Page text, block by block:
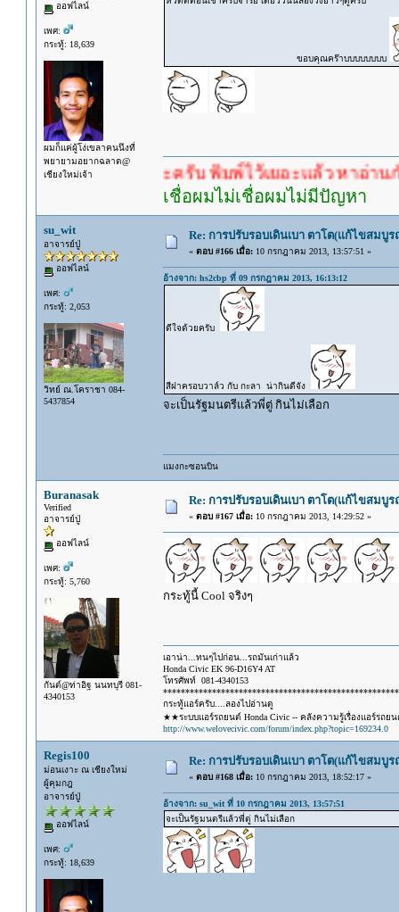
ออฟไลน์
เพศ:
กระทู้: 18,639
ผมก็แค่ผู้โง่เขลาคนนึงที่
พยายามอยากฉลาด@
เชียงใหม่เจ้า
ขอบคุณคร๊าบบบบบบบบ
คำตอบนะครับ พิมพ์ไว้เยอะแล้ว หาอ่านกันดู
เชื่อผมไม่เชื่อผมไม่มีปัญหา
su_wit
อาจารย์ปู่
ออฟไลน์
เพศ:
กระทู้: 2,053
วิทย์ ณ.โคราชา 084-
5437854
Re: การปรับรอบเดินเบา ตาโต(แก้ไขสมบู
« ตอบ #166 เมื่อ:10 กรกฎาคม 2013, 13:57:51 »
อ้างจาก: hs2cbp ที่ 09 กรกฎาคม 2013, 16:13:12
ดีใจด้วยครับ
สีฝาครอบวาล์ว กับ กะลา น่ากินดีจัง
จะเป็นรัฐมนตรีแล้วพี่ตู่ กินไม่เลือก
แมงกะซอนบิน
Buranasak
Verified
อาจารย์ปู่
ออฟไลน์
เพศ:
กระทู้: 5,760
กันต์@ท่าอิฐ นนทบุรี 081-
4340153
Re: การปรับรอบเดินเบา ตาโต(แก้ไขสมบู
« ตอบ #167 เมื่อ:10 กรกฎาคม 2013, 14:29:52 »
กระทู้นี้ Cool จริงๆ
เอาน่า...ทนๆไปก่อน...รถมันเก่าแล้ว
Honda Civic EK 96-D16Y4 AT
โทรศัพท์ 081-4340153
กระทู้แอร์ครับ....ลองไปอ่านดู
★★ระบบแอร์รถยนต์ Honda Civic -- คลังความรู้เรื่องแอร์รถย
http://www.welovecivic.com/forum/index.php?topic=169234.0
Regis100
ม่อนเงาะ ณ เชียงใหม่
ผู้คุมกฎ
อาจารย์ปู่
ออฟไลน์
เพศ:
กระทู้: 18,639
Re: การปรับรอบเดินเบา ตาโต(แก้ไขสมบู
« ตอบ #168 เมื่อ:10 กรกฎาคม 2013, 18:52:17 »
อ้างจาก: su_wit ที่ 10 กรกฎาคม 2013, 13:57:51
จะเป็นรัฐมนตรีแล้วพี่ตู่ กินไม่เลือก